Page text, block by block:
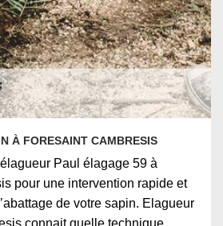
À FORESAINT CAMBRESIS
Paul élagage 59 à
pour une intervention rapide et
de votre sapin. Elagueur
connait quelle technique